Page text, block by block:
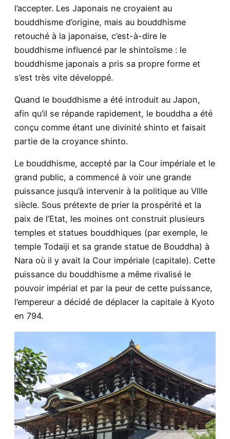
l’accepter. Les Japonais ne croyaient au
bouddhisme d’origine, mais au bouddhisme
retouché à la japonaise, c’est-à-dire le
bouddhisme influencé par le shintoïsme : le
bouddhisme japonais a pris sa propre forme et
s’est très vite développé.
Quand le bouddhisme a été introduit au Japon,
afin qu’il se répande rapidement, le bouddha a été
conçu comme étant une divinité shinto et faisait
partie de la croyance shinto.
Le bouddhisme, accepté par la Cour impériale et le
grand public, a commencé à voir une grande
puissance jusqu’à intervenir à la politique au VIIIe
siècle. Sous prétexte de prier la prospérité et la
paix de l’Etat, les moines ont construit plusieurs
temples et statues bouddhiques (par exemple, le
temple Todaiji et sa grande statue de Bouddha) à
Nara où il y avait la Cour impériale (capitale). Cette
puissance du bouddhisme a même rivalisé le
pouvoir impérial et par la peur de cette puissance,
l’empereur a décidé de déplacer la capitale à Kyoto
en 794.